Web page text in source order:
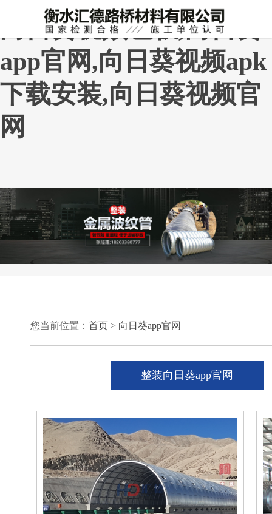
向日葵视频色板,向日葵
app官网,向日葵视频apk
下载安装,向日葵视频官
网
您当前位置： 首页 > 向日葵app官网
整装向日葵app官网